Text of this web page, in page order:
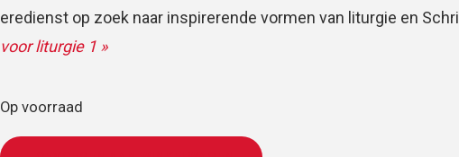
eredienst op zoek naar inspirerende vormen van liturgie en
voor liturgie 1 »
Op voorraad